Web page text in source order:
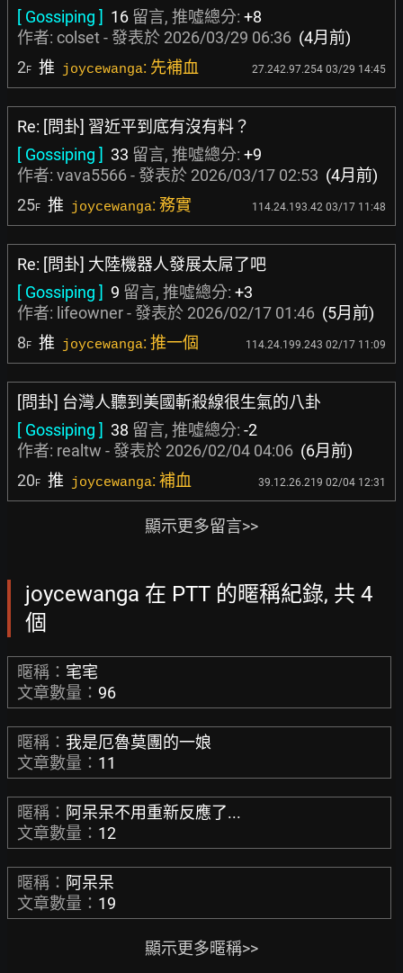
[ Gossiping ] 16 留言, 推噓總分: +8
作者: colset- 發表於 2026/03/29 06:36 (4月前)
2F 推 joycewanga: 先補血 27.242.97.254 03/29 14:45
Re: [問卦] 習近平到底有沒有料？
[ Gossiping ] 33 留言, 推噓總分: +9
作者: vava5566- 發表於 2026/03/17 02:53 (4月前)
25F 推 joycewanga: 務實 114.24.193.42 03/17 11:48
Re: [問卦] 大陸機器人發展太屌了吧
[ Gossiping ] 9 留言, 推噓總分: +3
作者: lifeowner- 發表於 2026/02/17 01:46 (5月前)
8F 推 joycewanga: 推一個 114.24.199.243 02/17 11:09
[問卦] 台灣人聽到美國斬殺線很生氣的八卦
[ Gossiping ] 38 留言, 推噓總分: -2
作者: realtw - 發表於 2026/02/04 04:06 (6月前)
20F 推 joycewanga: 補血 39.12.26.219 02/04 12:31
顯示更多留言>>
joycewanga 在 PTT 的暱稱紀錄, 共 4
個
暱稱： 宒宒
文章數量： 96
暱稱： 我是厄魯莫團的一娘
文章數量： 11
暱稱： 阿呆呆不用重新反應了...
文章數量： 12
暱稱： 阿呆呆
文章數量： 19
顯示更多暱稱>>